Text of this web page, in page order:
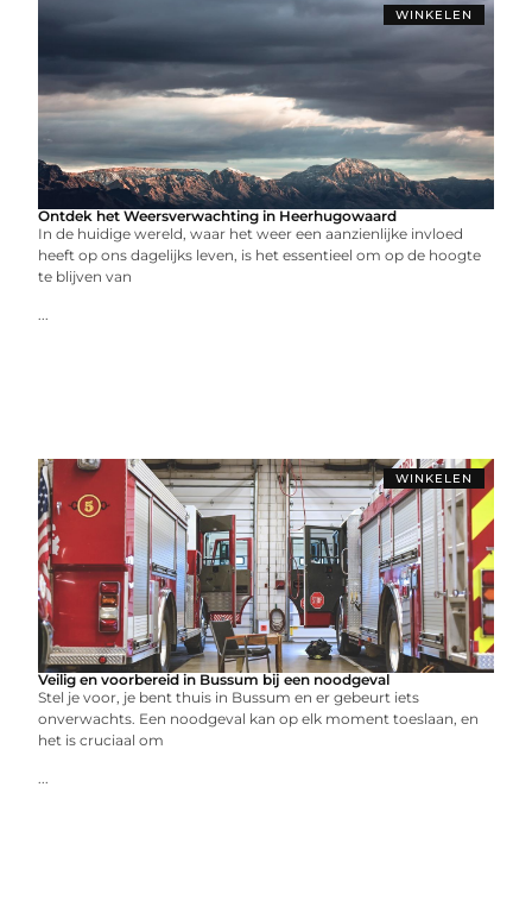
WINKELEN
Ontdek het Weersverwachting in Heerhugowaard
In de huidige wereld, waar het weer een aanzienlijke invloed
heeft op ons dagelijks leven, is het essentieel om op de hoogte
te blijven van
...
WINKELEN
Veilig en voorbereid in Bussum bij een noodgeval
Stel je voor, je bent thuis in Bussum en er gebeurt iets
onverwachts. Een noodgeval kan op elk moment toeslaan, en
het is cruciaal om
...